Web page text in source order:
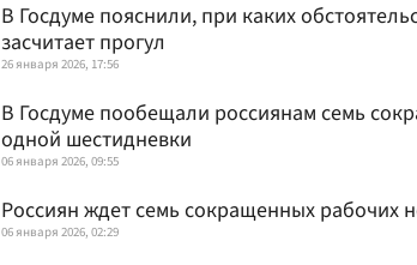
В Госдуме пояснили, при каких
засчитает прогул
26 января 2026, 17:56
В Госдуме пообещали россиянам семь
одной шестидневки
06 января 2026, 09:55
Россиян ждет семь сокращенных рабочих
06 января 2026, 02:29